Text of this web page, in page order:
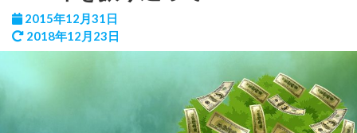
2015年12月31日
2018年12月23日